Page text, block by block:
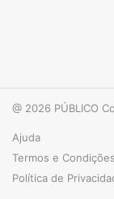
@ 2026 PÚBLICO
Ajuda
Termos e Condições
Política de